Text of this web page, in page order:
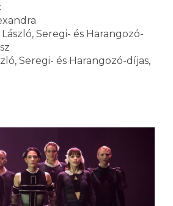
Seregi- és Harangozó-
Seregi- és Harangozó-díjas,